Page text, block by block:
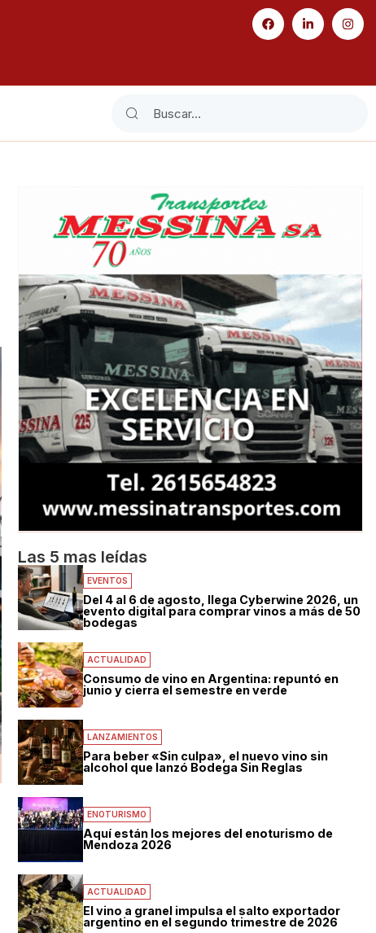
Las 5 mas leídas
EVENTOS
Del 4 al 6 de agosto, llega Cyberwine 2026, un
evento digital para comprar vinos a más de 50
bodegas
ACTUALIDAD
Consumo de vino en Argentina: repuntó en
junio y cierra el semestre en verde
LANZAMIENTOS
Para beber «Sin culpa», el nuevo vino sin
alcohol que lanzó Bodega Sin Reglas
ENOTURISMO
Aquí están los mejores del enoturismo de
Mendoza 2026
ACTUALIDAD
El vino a granel impulsa el salto exportador
argentino en el segundo trimestre de 2026